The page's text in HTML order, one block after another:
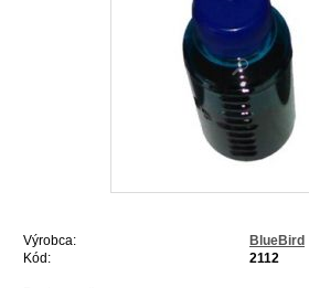
Výrobca:
BlueBird
Kód:
2112